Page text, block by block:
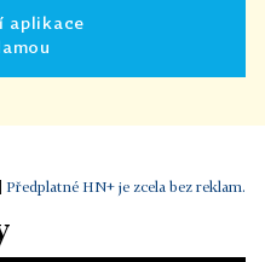
aplikace
| Předplatné HN+ je zcela bez reklam.